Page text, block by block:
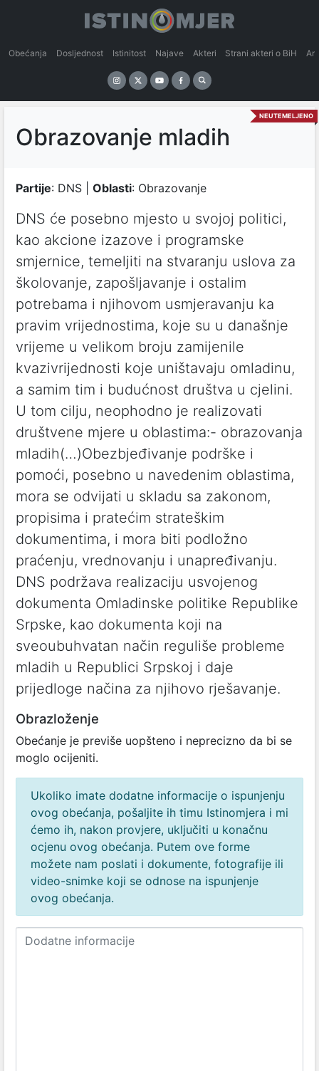
Obećanja Dosljednost Istinitost Najave Akteri Strani akteri o BiH
NEUTEMELJENO
Obrazovanje mladih
Partije: DNS | Oblasti: Obrazovanje
DNS će posebno mjesto u svojoj politici,
kao akcione izazove i programske
smjernice, temeljiti na stvaranju uslova za
školovanje, zapošljavanje i ostalim
potrebama i njihovom usmjeravanju ka
pravim vrijednostima, koje su u današnje
vrijeme u velikom broju zamijenile
kvazivrijednosti koje uništavaju omladinu,
a samim tim i budućnost društva u cjelini.
U tom cilju, neophodno je realizovati
društvene mjere u oblastima:- obrazovanja
mladih(…)Obezbjeđivanje podrške i
pomoći, posebno u navedenim oblastima,
mora se odvijati u skladu sa zakonom,
propisima i pratećim strateškim
dokumentima, i mora biti podložno
praćenju, vrednovanju i unapređivanju.
DNS podržava realizaciju usvojenog
dokumenta Omladinske politike Republike
Srpske, kao dokumenta koji na
sveoubuhvatan način reguliše probleme
mladih u Republici Srpskoj i daje
prijedloge načina za njihovo rješavanje.
Obrazloženje
Obećanje je previše uopšteno i neprecizno da bi se
moglo ocijeniti.
Ukoliko imate dodatne informacije o ispunjenju
ovog obećanja, pošaljite ih timu Istinomjera i mi
ćemo ih, nakon provjere, uključiti u konačnu
ocjenu ovog obećanja. Putem ove forme
možete nam poslati i dokumente, fotografije ili
video-snimke koji se odnose na ispunjenje
ovog obećanja.